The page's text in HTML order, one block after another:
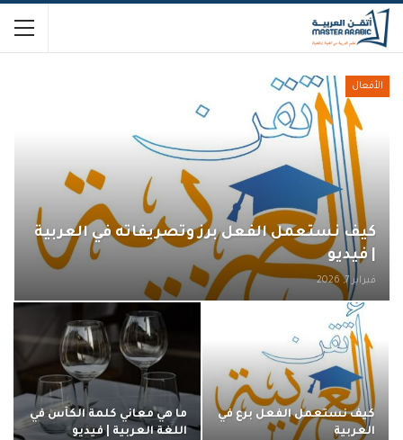
الأفعال
كيف نستعمل الفعل برز وتصريفاته في العربية
| فيديو
فبراير 7, 2026
كيف نستعمل الفعل برع في
العربية
ما هي معاني كلمة الكأس في
اللغة العربية | فيديو